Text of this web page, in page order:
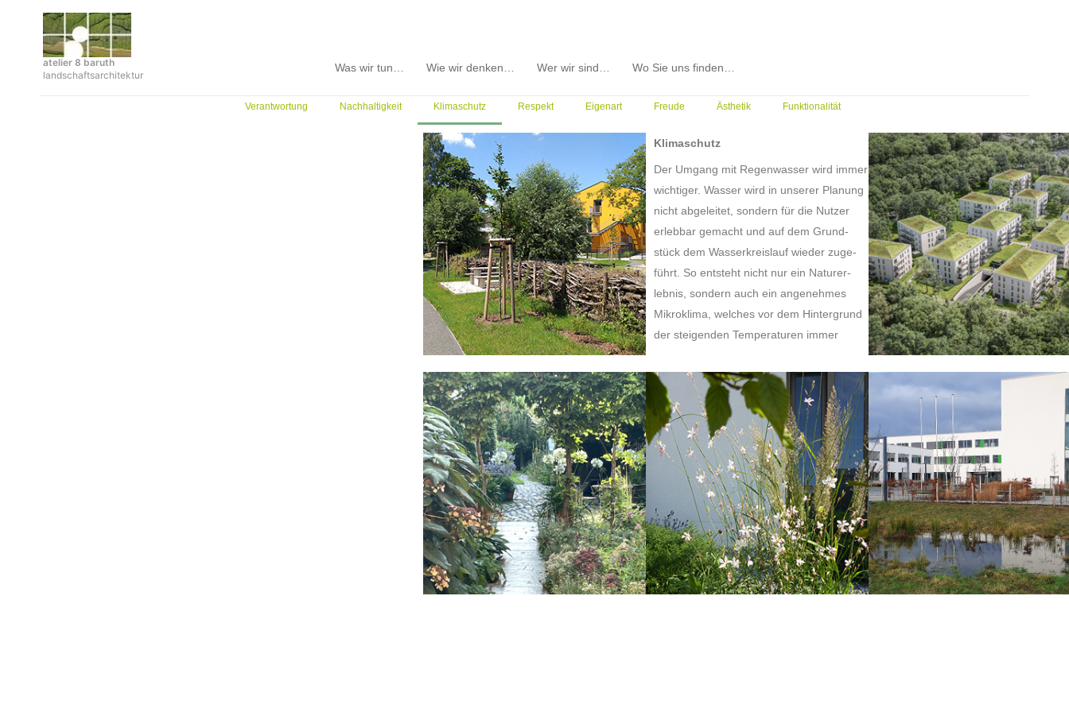
springen
atelier 8 baruth
landschaftsarchitektur
Was wir tun… Wie wir denken… Wer wir sind… Wo Sie uns finden…
Verantwortung Nachhaltigkeit Klimaschutz Respekt Eigenart Freude Ästhetik Funktionalität
Klimaschutz
Der Umgang mit Regenwasser wird immer
wichtiger. Wasser wird in unserer Planung
nicht abgeleitet, sondern für die Nutzer
erlebbar gemacht und auf dem Grund-
stück dem Wasserkreislauf wieder zuge-
führt. So entsteht nicht nur ein Naturer-
lebnis, sondern auch ein angenehmes
Mikroklima, welches vor dem Hintergrund
der steigenden Temperaturen immer